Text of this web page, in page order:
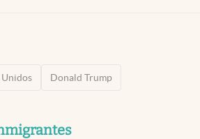
Unidos Donald Trump